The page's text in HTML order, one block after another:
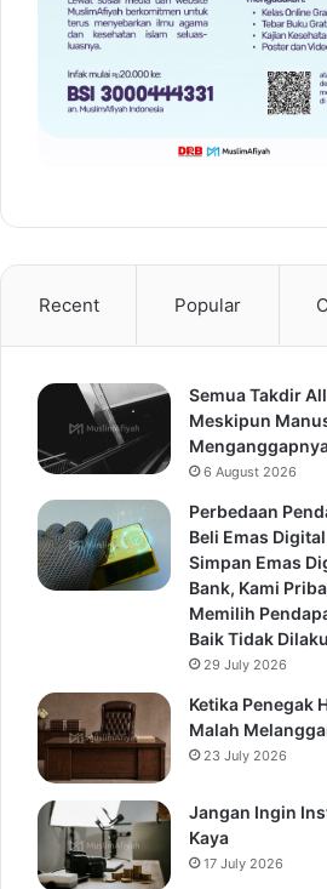
Recent Popular
Semua Takdir
Meskipun
6 August 2026
Perbedaan
Beli Emas
Simpan Emas
Bank, Kami
Memilih
Baik Tidak
29 July 2026
Ketika Penegak
Malah
23 July 2026
Jangan Ingin
Kaya
17 July 2026